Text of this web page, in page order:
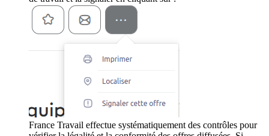
France Travail effectue systématiquement des contrôles pour